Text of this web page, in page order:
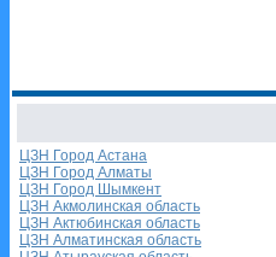
ЦЗН Город Астана
ЦЗН Город Алматы
ЦЗН Город Шымкент
ЦЗН Акмолинская область
ЦЗН Актюбинская область
ЦЗН Алматинская область